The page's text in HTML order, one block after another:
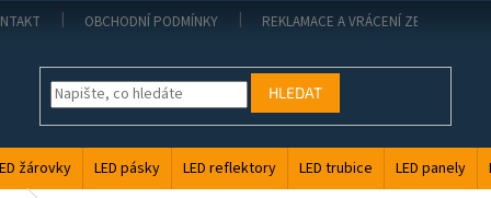
OBCHODNÍ PODMÍNKY REKLAMACE A VRÁCENÍ ZBOŽÍ
HLEDAT
žárovky LED pásky LED reflektory LED trubice LED panely